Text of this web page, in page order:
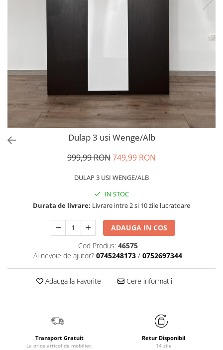
Dulap 3 usi Wenge/Alb
999,99 RON749,99 RON
DULAP 3 USI WENGE/ALB
IN STOC
Durata de livrare: Livrare intre 2 si 10 zile lucratoare
ADAUGA IN COS
Cod Produs: 46575
Ai nevoie de ajutor? 0745248173 / 0752697344
Adauga la Favorite Cere informatii
Transport Gratuit
La orice articol de mobilier.
Retur Disponibil
14 zile